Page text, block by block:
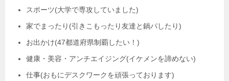
スポーツ(大学で専攻していました)
家でまったり(引きこもったり友達と鍋パしたり)
お出かけ(47都道府県制覇したい！)
健康・美容・アンチエイジング(イケメンを諦めない)
仕事(おもにデスクワークを頑張っております)